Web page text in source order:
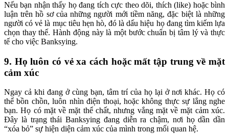
Nếu bạn nhận thấy họ đang tích cực theo dõi, thích (like) hoặc bình
luận trên hồ sơ của những người mới tiềm năng, đặc biệt là những
người có vẻ là mục tiêu hẹn hò, đó là dấu hiệu họ đang tìm kiếm lựa
chọn thay thế. Hành động này là một bước chuẩn bị tâm lý và thực
tế cho việc Banksying.
9. Họ luôn có vẻ xa cách hoặc mất tập trung về mặt
cảm xúc
Ngay cả khi đang ở cùng bạn, tâm trí của họ lại ở nơi khác. Họ có
thể bồn chồn, luôn nhìn điện thoại, hoặc không thực sự lắng nghe
bạn. Họ có mặt về mặt thể chất, nhưng vắng mặt về mặt cảm xúc.
Đây là trạng thái Banksying đang diễn ra chậm, nơi họ dần dần
“xóa bỏ” sự hiện diện cảm xúc của mình trong mối quan hệ.